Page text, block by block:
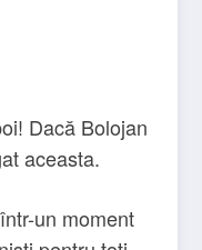
Dacă Bolojan
aceasta.
un moment